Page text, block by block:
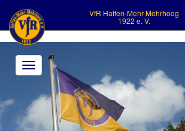
VfR Haffen-Mehr-Mehrhoog
1922 e. V.
Toggle
navigation